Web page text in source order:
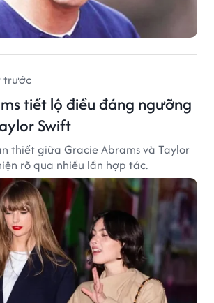
trước
tiết lộ điều đáng ngưỡng
Swift
thiết giữa Gracie Abrams và Taylor
rõ qua nhiều lần hợp tác.